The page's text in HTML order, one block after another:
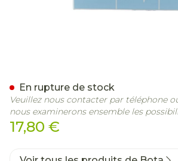
17,80 €
En rupture de stock
Veuillez nous contacter par téléphone
nous examinerons ensemble les